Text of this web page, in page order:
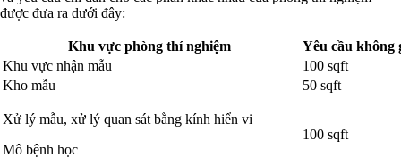
được đưa ra dưới đây:
Khu vực phòng thí nghiệm
Yêu cầu không
Khu vực nhận mẫu
100 sqft
Kho mẫu
50 sqft
Xử lý mẫu, xử lý quan sát bằng kính hiển vi
Mô bệnh học
100 sqft